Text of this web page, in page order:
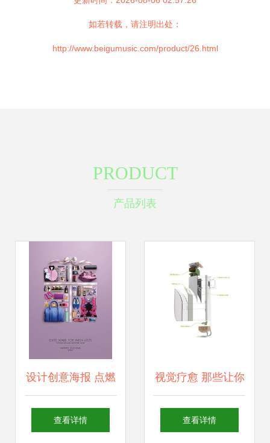
如若转载，请注明出处：
http://www.beigumusic.com/product/26.html
PRODUCT
产品列表
设计创意海报 点燃
网站建设的视觉引
查看详情
视觉疗愈 那些让你
看着就舒心的创意
查看详情